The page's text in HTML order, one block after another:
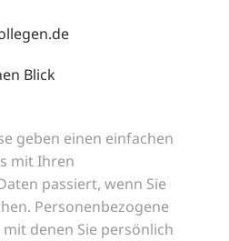
Blick
geben einen einfachen
mit Ihren
passiert, wenn Sie
Personenbezogene
denen Sie persönlich